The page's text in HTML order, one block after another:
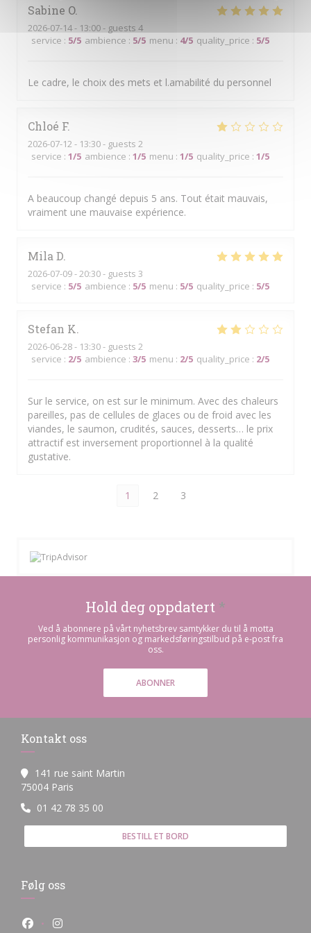
Sabine O
2026-07-14- 13:00 - guests 4
service : 5/5 ambience : 5/5 menu : 4/5 quality_price : 5/5
Le cadre, le choix des mets et l.amabilité du personnel
Chloé F
2026-07-12 - 13:30 - guests 2
service : 1/5 ambience : 1/5 menu : 1/5 quality_price : 1/5
A beaucoup changé depuis 5 ans. Tout était mauvais,
vraiment une mauvaise expérience.
Mila D
2026-07-09- 20:30 - guests 3
service : 5/5 ambience : 5/5 menu : 5/5 quality_price : 5/5
Stefan K
2026-06-28- 13:30 - guests 2
service : 2/5 ambience : 3/5 menu : 2/5 quality_price : 2/5
Sur le service, on est sur le minimum. Avec des chaleurs
pareilles, pas de cellules de glaces ou de froid avec les
viandes, le saumon, crudités, sauces, desserts… le prix
attractif est inversement proportionnel à la qualité
gustative.
1 2 3
Hold deg oppdatert *
Ved å abonnere på vårt nyhetsbrev samtykker du til å motta
personlig kommunikasjon og markedsføringstilbud på e-post fra
oss.
ABONNER
Kontakt oss
141 rue saint Martin
75004 Paris
01 42 78 35 00
BESTILL ET BORD
Følg oss